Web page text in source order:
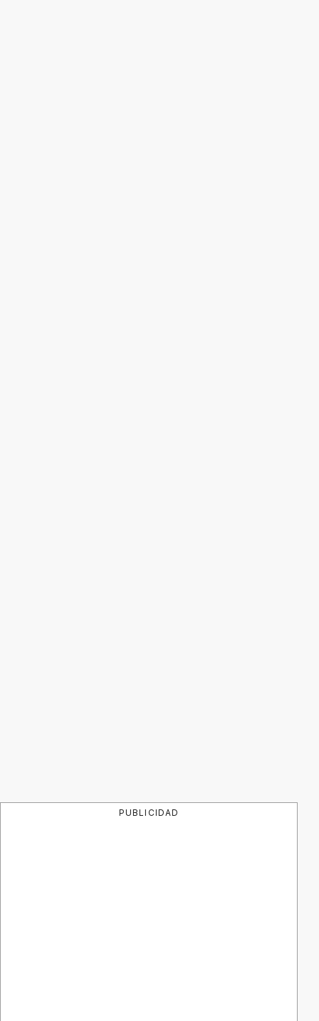
PUBLICIDAD